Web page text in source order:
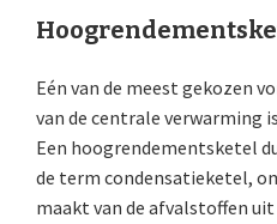
Eén van de meest gekozen
van de centrale verwarming
Een hoogrendementsketel
de term condensatieketel,
maakt van de afvalstoffen